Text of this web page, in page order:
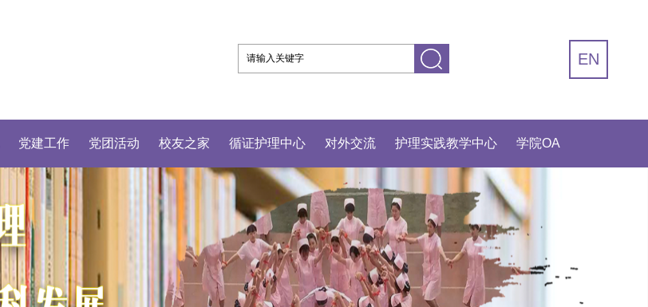
党建工作 党团活动 校友之家 循证护理中心 对外交流 护理实践教学中心 学院OA
EN